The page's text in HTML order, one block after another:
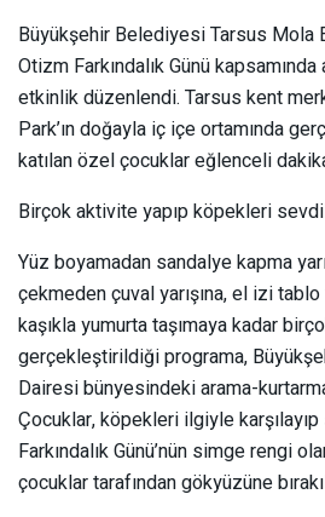
Büyükşehir Belediyesi Tarsus Mola
Otizm Farkındalık Günü
etkinlik düzenlendi. Tarsus kent
Park’ın doğayla iç içe ortamında
katılan özel çocuklar eğlenceli
Birçok aktivite yapıp köpekleri
Yüz boyamadan sandalye kapma
çekmeden çuval yarışına, el izi tablo
kaşıkla yumurta taşımaya kadar
gerçekleştirildiği programa,
Dairesi bünyesindeki arama-
Çocuklar, köpekleri ilgiyle
Farkındalık Günü’nün simge rengi
çocuklar tarafından gökyüzüne